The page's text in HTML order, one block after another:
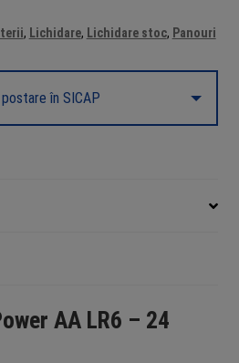
, Lichidare, Lichidare stoc, Panouri
în SICAP
AA LR6 – 24